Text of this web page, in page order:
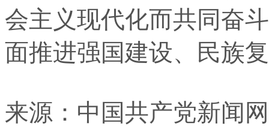
会主义现代化而共同奋
面推进强国建设、民族
来源：中国共产党新闻网